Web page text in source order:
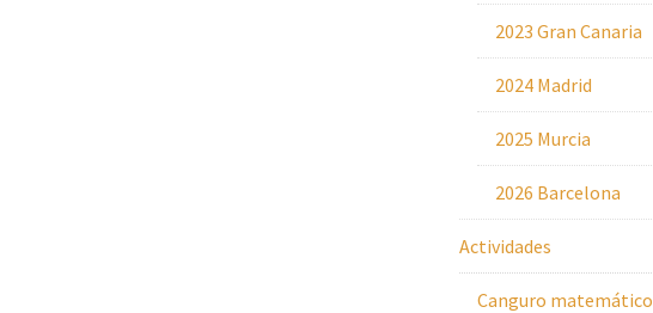
2023 Gran Canaria
2024 Madrid
2025 Murcia
2026 Barcelona
Actividades
Canguro matemático